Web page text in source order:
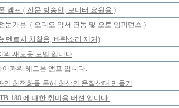
앰프 ( 전문 방송인, 모니터 요원용 )
문가용 ( 오디오 믹서 연동 및 오토 임피던스 )
멘트시 치찰음, 바람소리 제거)
의 새로운 모델 입니다
파워 헤드폰 앰프 입니다.
의 최적화를 통해 최상의 음질상태 만들기
180 에 대한 취미용 버젼 입니다.